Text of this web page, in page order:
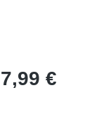
Regulärer Preis:
7,99 €